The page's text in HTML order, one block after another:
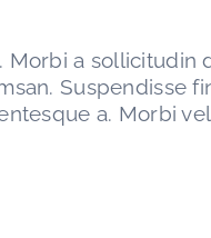
a sollicitudin
Suspendisse
a. Morbi